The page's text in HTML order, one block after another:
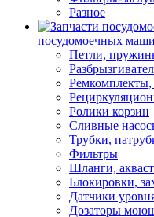
Разное
посудомоечных
Петли,
Ремкомплекты,
Ролики корзин
Сливные
Трубки,
Фильтры
Шланги,
Блокировки,
Датчики
Дозаторы